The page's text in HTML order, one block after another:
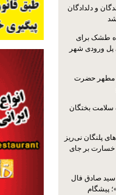
و دلدادگان
شد
طشک برای
پل ورودی شهر
مطهر حضرت
سلامت بختگان
پلنگان نی‌ریز
تومان خسارت بر جای
سید صادق فال
پیشگام